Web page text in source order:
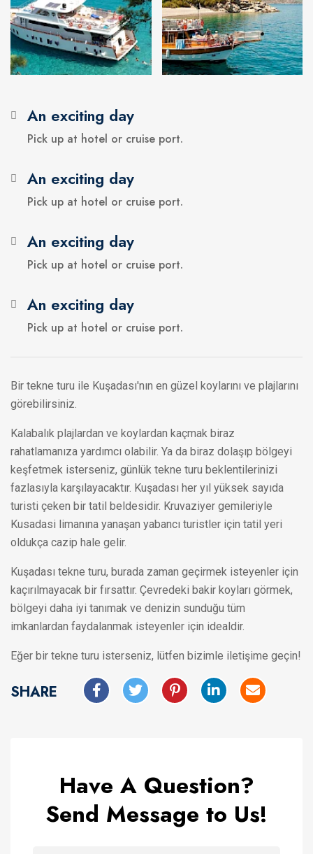
An exciting day
Pick up at hotel or cruise port.
An exciting day
Pick up at hotel or cruise port.
An exciting day
Pick up at hotel or cruise port.
An exciting day
Pick up at hotel or cruise port.
Bir tekne turu ile Kuşadası'nın en güzel koylarını ve plajlarını
görebilirsiniz.
Kalabalık plajlardan ve koylardan kaçmak biraz
rahatlamanıza yardımcı olabilir. Ya da biraz dolaşıp bölgeyi
keşfetmek isterseniz, günlük tekne turu beklentilerinizi
fazlasıyla karşılayacaktır. Kuşadası her yıl yüksek sayıda
turisti çeken bir tatil beldesidir. Kruvaziyer gemileriyle
Kusadasi limanına yanaşan yabancı turistler için tatil yeri
oldukça cazip hale gelir.
Kuşadası tekne turu, burada zaman geçirmek isteyenler için
kaçırılmayacak bir fırsattır. Çevredeki bakir koyları görmek,
bölgeyi daha iyi tanımak ve denizin sunduğu tüm
imkanlardan faydalanmak isteyenler için idealdir.
Eğer bir tekne turu isterseniz, lütfen bizimle iletişime geçin!
SHARE
Have A Question?
Send Message to Us!